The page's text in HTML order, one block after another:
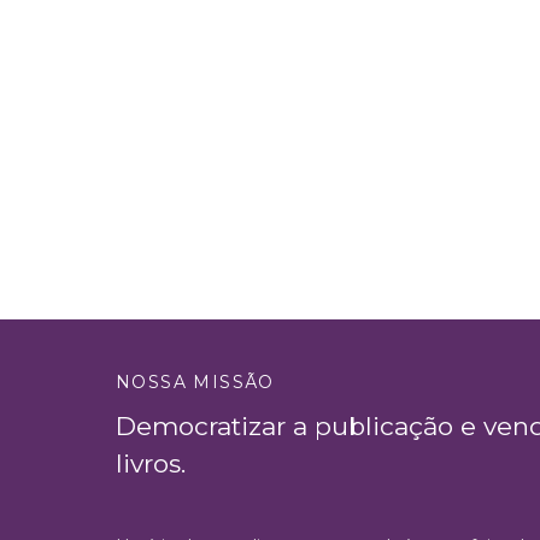
NOSSA MISSÃO
Democratizar a publicação e
livros.